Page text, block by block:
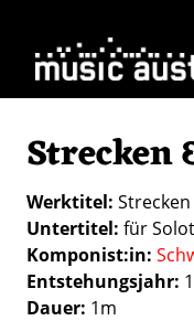
Strecken
Werktitel
Untertitel für
Komponist:in
Entstehungsjahr
Dauer 1m